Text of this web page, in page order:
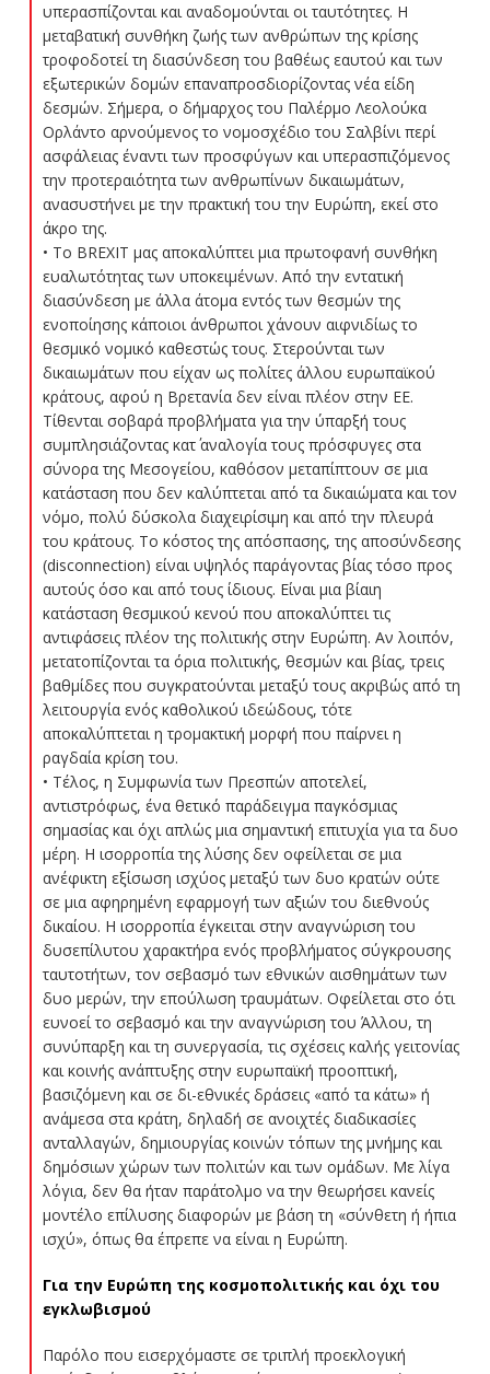
υπερασπίζονται και αναδομούνται οι ταυτότητες. Η
μεταβατική συνθήκη ζωής των ανθρώπων της κρίσης
τροφοδοτεί τη διασύνδεση του βαθέως εαυτού και των
εξωτερικών δομών επαναπροσδιορίζοντας νέα είδη
δεσμών. Σήμερα, ο δήμαρχος του Παλέρμο Λεολούκα
Ορλάντο αρνούμενος το νομοσχέδιο του Σαλβίνι περί
ασφάλειας έναντι των προσφύγων και υπερασπιζόμενος
την προτεραιότητα των ανθρωπίνων δικαιωμάτων,
ανασυστήνει με την πρακτική του την Ευρώπη, εκεί στο
άκρο της.
• Το BREXIT μας αποκαλύπτει μια πρωτοφανή συνθήκη
ευαλωτότητας των υποκειμένων. Από την εντατική
διασύνδεση με άλλα άτομα εντός των θεσμών της
ενοποίησης κάποιοι άνθρωποι χάνουν αιφνιδίως το
θεσμικό νομικό καθεστώς τους. Στερούνται των
δικαιωμάτων που είχαν ως πολίτες άλλου ευρωπαϊκού
κράτους, αφού η Βρετανία δεν είναι πλέον στην ΕΕ.
Τίθενται σοβαρά προβλήματα για την ύπαρξή τους
συμπλησιάζοντας κατ΄ αναλογία τους πρόσφυγες στα
σύνορα της Μεσογείου, καθόσον μεταπίπτουν σε μια
κατάσταση που δεν καλύπτεται από τα δικαιώματα και τον
νόμο, πολύ δύσκολα διαχειρίσιμη και από την πλευρά
του κράτους. Το κόστος της απόσπασης, της αποσύνδεσης
(disconnection) είναι υψηλός παράγοντας βίας τόσο προς
αυτούς όσο και από τους ίδιους. Είναι μια βίαιη
κατάσταση θεσμικού κενού που αποκαλύπτει τις
αντιφάσεις πλέον της πολιτικής στην Ευρώπη. Αν λοιπόν,
μετατοπίζονται τα όρια πολιτικής, θεσμών και βίας, τρεις
βαθμίδες που συγκρατούνται μεταξύ τους ακριβώς από τη
λειτουργία ενός καθολικού ιδεώδους, τότε
αποκαλύπτεται η τρομακτική μορφή που παίρνει η
ραγδαία κρίση του.
• Τέλος, η Συμφωνία των Πρεσπών αποτελεί,
αντιστρόφως, ένα θετικό παράδειγμα παγκόσμιας
σημασίας και όχι απλώς μια σημαντική επιτυχία για τα δυο
μέρη. Η ισορροπία της λύσης δεν οφείλεται σε μια
ανέφικτη εξίσωση ισχύος μεταξύ των δυο κρατών ούτε
σε μια αφηρημένη εφαρμογή των αξιών του διεθνούς
δικαίου. Η ισορροπία έγκειται στην αναγνώριση του
δυσεπίλυτου χαρακτήρα ενός προβλήματος σύγκρουσης
ταυτοτήτων, τον σεβασμό των εθνικών αισθημάτων των
δυο μερών, την επούλωση τραυμάτων. Οφείλεται στο ότι
ευνοεί το σεβασμό και την αναγνώριση του Άλλου, τη
συνύπαρξη και τη συνεργασία, τις σχέσεις καλής γειτονίας
και κοινής ανάπτυξης στην ευρωπαϊκή προοπτική,
βασιζόμενη και σε δι-εθνικές δράσεις «από τα κάτω» ή
ανάμεσα στα κράτη, δηλαδή σε ανοιχτές διαδικασίες
ανταλλαγών, δημιουργίας κοινών τόπων της μνήμης και
δημόσιων χώρων των πολιτών και των ομάδων. Με λίγα
λόγια, δεν θα ήταν παράτολμο να την θεωρήσει κανείς
μοντέλο επίλυσης διαφορών με βάση τη «σύνθετη ή ήπια
ισχύ», όπως θα έπρεπε να είναι η Ευρώπη.
Για την Ευρώπη της κοσμοπολιτικής και όχι του
εγκλωβισμού
Παρόλο που εισερχόμαστε σε τριπλή προεκλογική